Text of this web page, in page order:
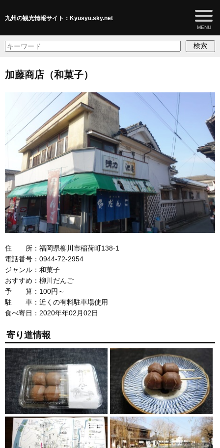
九州の観光情報サイト：Kyusyu.sky.net
検索
加藤商店（和菓子）
住 所：福岡県柳川市稲荷町138-1
電話番号：0944-72-2954
ジャンル：和菓子
おすすめ：柳川だんご
予 算：100円～
駐 車：近くの有料駐車場使用
食べ寄日：2020年年02月02日
寄り道情報